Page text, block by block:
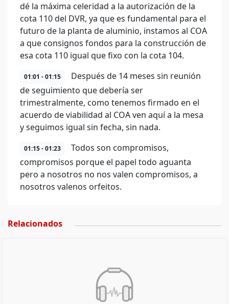
dé la máxima celeridad a la autorización de la
cota 110 del DVR, ya que es fundamental para el
futuro de la planta de aluminio, instamos al COA
a que consignos fondos para la construcción de
esa cota 110 igual que fixo con la cota 104.
01:01 - 01:15
Después de 14 meses sin reunión
de seguimiento que debería ser
trimestralmente, como tenemos firmado en el
acuerdo de viabilidad al COA ven aquí a la mesa
y seguimos igual sin fecha, sin nada.
01:15 - 01:23
Todos son compromisos,
compromisos porque el papel todo aguanta
pero a nosotros no nos valen compromisos, a
nosotros valenos orfeitos.
Relacionados